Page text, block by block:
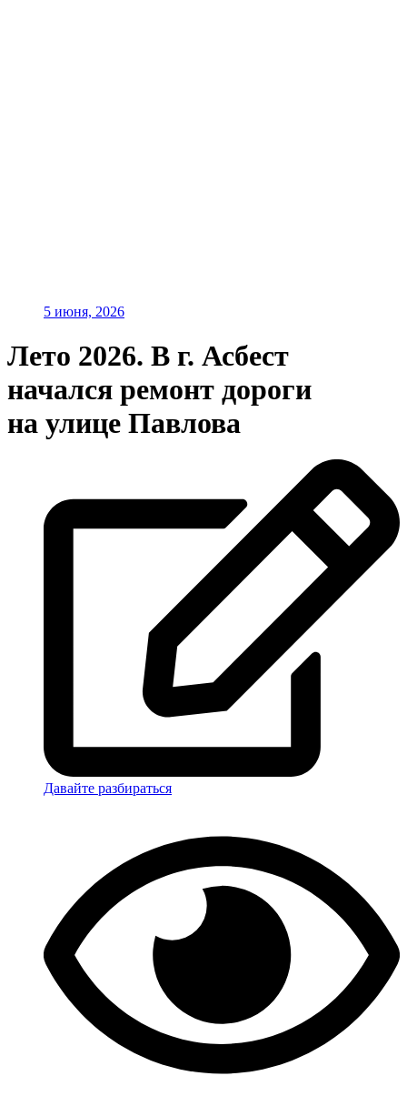
5 июня, 2026
Лето 2026. В г. Асбест
начался ремонт дороги
на улице Павлова
Давайте разбираться